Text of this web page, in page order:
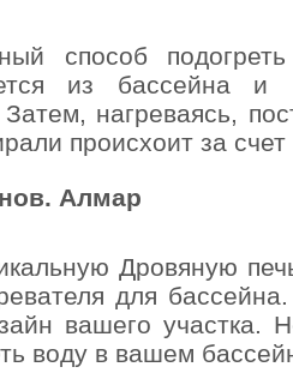
способ
из бассейна и
Затем, нагреваясь,
происхоит за
Алмар
Дровяную
для
вашего участка.
воду в вашем